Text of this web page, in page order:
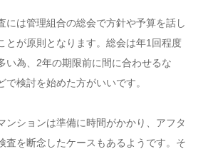
には管理組合の総会で方針や予算を話し
とが原則となります。総会は年1回程度
い為、2年の期限前に間に合わせるな
で検討を始めた方がいいです。
ンションは準備に時間がかかり、アフタ
査を断念したケースもあるようです。そ